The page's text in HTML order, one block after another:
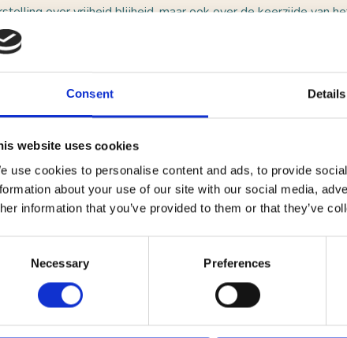
Consent Details
website uses cookies
use cookies to personalise content and ads, to provide
about your use of our site with our social media,
information that you’ve provided to them or that they’ve
Necessary Preferences
over vrijheid blijheid, maar ook over de keerzijde van
absurde conflicten die steeds grappiger escaleren.” ★★★★ de
grappen.” ★★★★ Dagblad van het Noorden